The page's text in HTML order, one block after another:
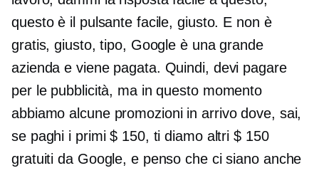
questo è il pulsante facile, giusto. E non è
gratis, giusto, tipo, Google è una grande
azienda e viene pagata. Quindi, devi pagare
per le pubblicità, ma in questo momento
abbiamo alcune promozioni in arrivo dove, sai,
se paghi i primi $ 150, ti diamo altri $ 150
gratuiti da Google, e penso che ci siano anche